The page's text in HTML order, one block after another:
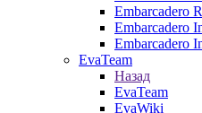
Embarcadero
Embarcadero
Embarcadero
EvaTeam
Назад
EvaTeam
EvaWiki